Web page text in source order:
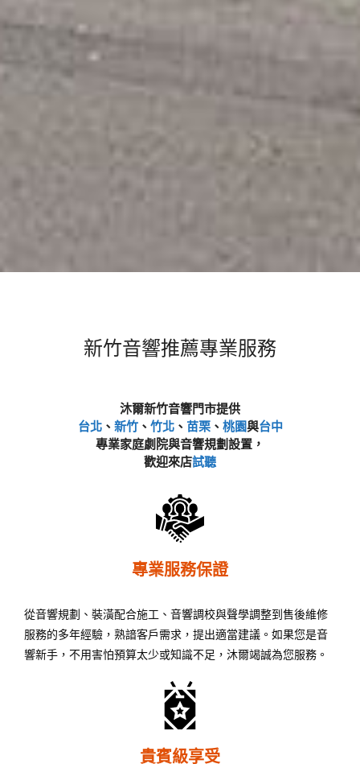
新竹音響推薦專業服務
沐爾新竹音響門市提供
台北、 新竹、 竹北、 苗栗、 桃園與台中
專業家庭劇院與音響規劃設置，
歡迎來店試聽
專業服務保證
從音響規劃、裝潢配合施工、音響調校與聲學調整到售後維修
服務的多年經驗，熟諳客戶需求，提出適當建議。如果您是音
響新手，不用害怕預算太少或知識不足，沐爾竭誠為您服務。
貴賓級享受